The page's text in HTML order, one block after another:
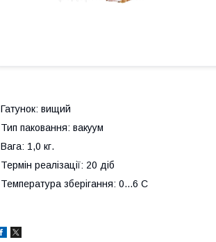
Гатунок: вищий
Тип паковання: вакуум
Вага: 1,0 кг.
Термін реалізації: 20 діб
Температура зберігання: 0...6 С